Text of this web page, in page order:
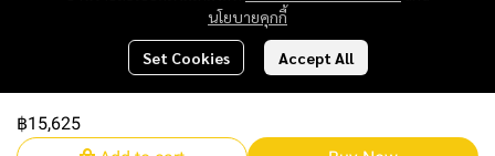
฿15,625
นโยบายคุกกี้
Set Cookies Accept All
Copyright 2024 | All Rights Reserved | Powered by MWE